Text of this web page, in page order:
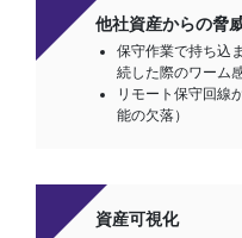
他社資産からの脅
保守作業で持ち込
続した際のワーム
リモート保守回線
能の欠落）
資産可視化